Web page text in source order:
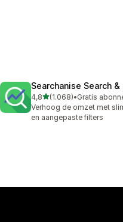
Searchanise Search
4,8van 5 sterren
(1.068)
1068 recensies in totaal
•Gratis
Verhoog de omzet met
en aangepaste filters